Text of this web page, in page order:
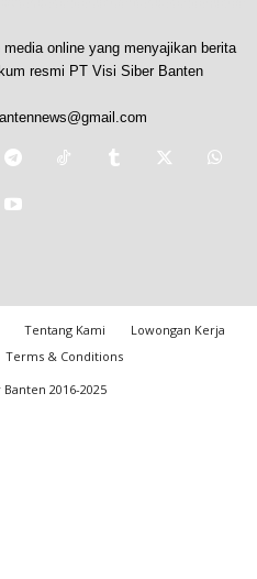
online yang menyajikan berita
resmi PT Visi Siber Banten
Tentang Kami
Lowongan Kerja
Terms & Conditions
2016-2025